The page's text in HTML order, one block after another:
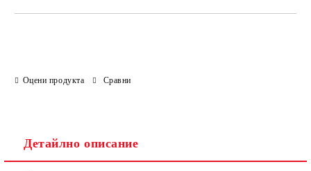
Оцени продукта Сравни
Детайлно описание